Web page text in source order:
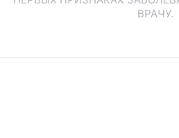
ВРАЧУ.